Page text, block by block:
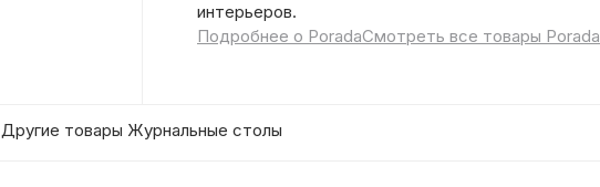
интерьеров.
Подробнее о PoradaСмотреть все товары Porada
Другие товары Журнальные столы